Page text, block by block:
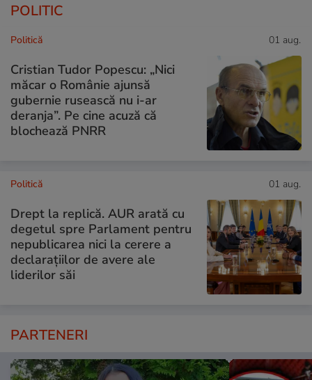
POLITIC
Politică 01 aug.
Cristian Tudor Popescu: „Nici
măcar o Românie ajunsă
gubernie rusească nu i-ar
deranja”. Pe cine acuză că
blochează PNRR
Politică 01 aug.
Drept la replică. AUR arată cu
degetul spre Parlament pentru
nepublicarea nici la cerere a
declarațiilor de avere ale
liderilor săi
PARTENERI